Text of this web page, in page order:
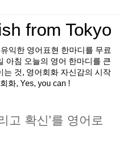
from Tokyo
익한 영어표현 한마디를 무료
아침 오늘의 영어 한마디를 큰
는 것, 영어회화 자신감의 시작
화, Yes, you can !
고 확신'를 영어로